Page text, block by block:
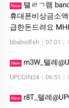
New
탤ㄹㄱ램
휴대폰비상금소
급한돈드려요
bbabvdfsh | 07:01 |
New m3W_텔레
UPCOIN24 | 06:51 |
New r8T_텔레